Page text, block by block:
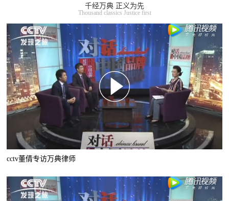
千经万典 正义为先
Thousand classics Justice first
cctv董倩专访万典律师